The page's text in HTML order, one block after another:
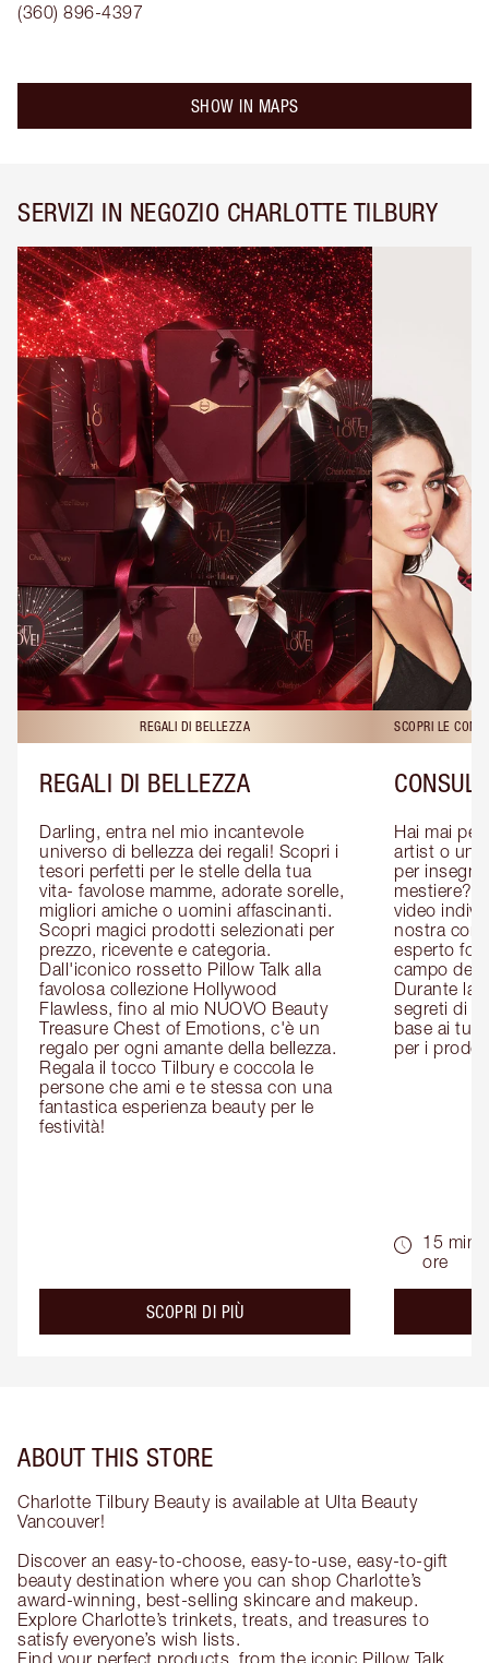
(360) 896-4397
SHOW IN MAPS
SERVIZI IN NEGOZIO CHARLOTTE TILBURY
REGALI DI BELLEZZA
REGALI DI BELLEZZA
Darling, entra nel mio incantevole
universo di bellezza dei regali! Scopri i
tesori perfetti per le stelle della tua
vita- favolose mamme, adorate sorelle,
migliori amiche o uomini affascinanti.
Scopri magici prodotti selezionati per
prezzo, ricevente e categoria.
Dall'iconico rossetto Pillow Talk alla
favolosa collezione Hollywood
Flawless, fino al mio NUOVO Beauty
Treasure Chest of Emotions, c'è un
regalo per ogni amante della bellezza.
Regala il tocco Tilbury e coccola le
persone che ami e te stessa con una
fantastica esperienza beauty per le
festività!
SCOPRI DI PIÙabout the
SCOPRI LE
Hai mai
artist o un
per
mestiere?
video
nostra
esperto
campo del
Durante la
segreti di
base ai
per i
15 min
ore
ABOUT THIS STORE
Charlotte Tilbury Beauty is available at Ulta Beauty
Vancouver!
Discover an easy-to-choose, easy-to-use, easy-to-gift
beauty destination where you can shop Charlotte’s
award-winning, best-selling skincare and makeup.
Explore Charlotte’s trinkets, treats, and treasures to
satisfy everyone’s wish lists.